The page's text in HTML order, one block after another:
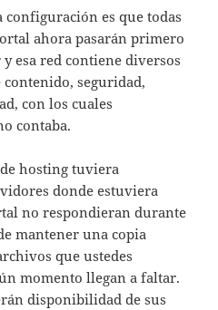
es que todas
ahora pasarán primero
esa red contiene diversos
contenido, seguridad,
con los cuales
contaba.
hosting tuviera
donde estuviera
no respondieran durante
mantener una copia
que ustedes
momento llegan a faltar.
disponibilidad de sus